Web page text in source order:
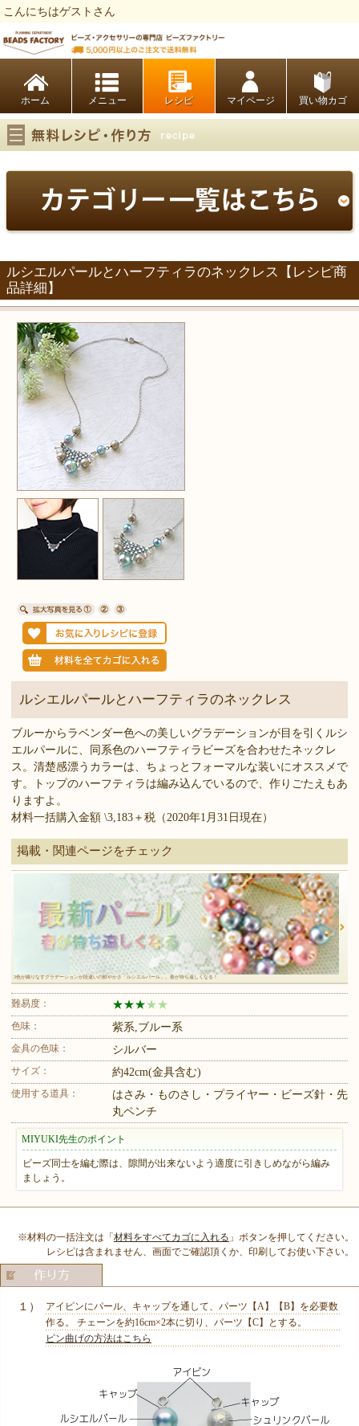
こんにちはゲストさん
ホーム レシピ マイページ 買い物カゴ
ルシエルパールとハーフティラのネックレス【レシピ商
品詳細】
ルシエルパールとハーフティラのネックレス
ブルーからラベンダー色への美しいグラデーションが目を引くルシ
エルパールに、同系色のハーフティラビーズを合わせたネックレ
ス。清楚感漂うカラーは、ちょっとフォーマルな装いにオススメで
す。トップのハーフティラは編み込んでいるので、作りごたえもあ
りますよ。
材料一括購入金額 \3,183＋税（2020年1月31日現在）
掲載・関連ページをチェック
3色が織りなすグラデーションが段違いの鮮やかさ「ルシエルパール」。春が待ち遠しくなる！
難易度： ★★★ ★ ★
色味： 紫系,ブルー系
金具の色味： シルバー
サイズ： 約42cm(金具含む)
使用する道具：
はさみ・ものさし・プライヤー・ビーズ針・先
丸ペンチ
MIYUKI先生のポイント
ビーズ同士を編む際は、隙間が出来ないよう適度に引きしめながら編み
ましょう。
※材料の一括注文は「材料をすべてカゴに入れる 」ボタンを押してください。
レシピは含まれません、画面でご確認頂くか、印刷してお使い下さい。
１）
アイピンにパール、キャップを通して、パーツ【A】【B】を必要数
作る。 チェーンを約16cm×2本に切り、パーツ【C】とする。
ピン曲げの方法はこちら